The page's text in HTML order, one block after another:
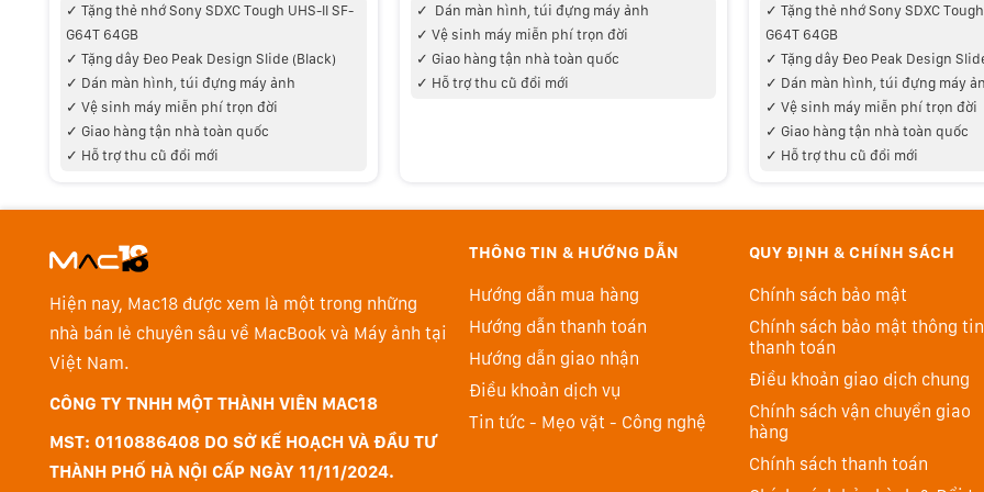
>>> Xem thêm Sony mirrorless
Sony Alpha a1 đem lại sự kết hợp vượt trội giữa độ phân giải cao
và tốc độ nhanh ấn tượng. Cảm biến 50.1 MP có khả năng xuất
cực nhanh cho phép chụp liên tục đến 30 fps, hỗ trợ theo dõi
AF/AE bằng màn trập điện tử. Hoàn hảo để chụp ảnh thể thao
hoặc tình huống mà hành động quan trọng diễn ra rất nhanh.
✓ Tặng thẻ nhớ Sony SDXC Tough UHS-II SF-
G64T 64GB
✓ Tặng dây Đeo Peak Design Slide (Black)
✓ Dán màn hình, túi đựng máy ảnh
✓ Vệ sinh máy miễn phí trọn đời
✓ Giao hàng tận nhà toàn quốc
✓ Hỗ trợ thu cũ đổi mới
✓ Dán màn hình, túi đựng máy ảnh
✓ Vệ sinh máy miễn phí trọn đời
✓ Giao hàng tận nhà toàn quốc
✓ Hỗ trợ thu cũ đổi mới
✓ Tặng thẻ nhớ Sony SDXC
G64T 64GB
✓ Tặng dây Đeo Peak Design
✓ Dán màn hình, túi đựng máy
✓ Vệ sinh máy miễn phí trọn đời
✓ Giao hàng tận nhà toàn quốc
✓ Hỗ trợ thu cũ đổi mới
Hiện nay, Mac18 được xem là một trong những
nhà bán lẻ chuyên sâu về MacBook và Máy ảnh tại
Việt Nam.
CÔNG TY TNHH MỘT THÀNH VIÊN MAC18
MST: 0110886408 DO SỞ KẾ HOẠCH VÀ ĐẦU TƯ
THÀNH PHỐ HÀ NỘI CẤP NGÀY 11/11/2024.
THÔNG TIN & HƯỚNG DẪN
Hướng dẫn mua hàng
Hướng dẫn thanh toán
Hướng dẫn giao nhận
Điều khoản dịch vụ
Tin tức - Mẹo vặt - Công nghệ
QUY ĐỊNH & CHÍNH SÁCH
Chính sách bảo mật
Chính sách bảo mật thông tin
thanh toán
Điều khoản giao dịch chung
Chính sách vận chuyển giao
hàng
Chính sách thanh toán